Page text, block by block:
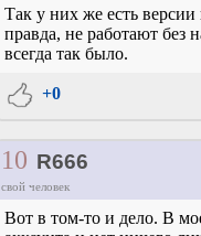
Так у них же есть
правда, не работают без
всегда так было.
+0
10 R666
свой человек
Вот в том-то и дело. В